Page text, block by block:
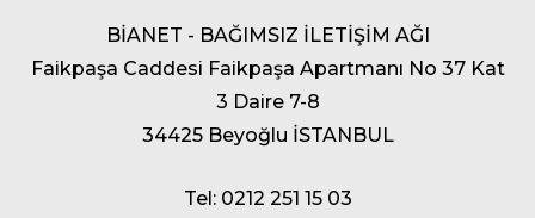
BİANET - BAĞIMSIZ İLETİŞİM AĞI
Faikpaşa Caddesi Faikpaşa Apartmanı No 37 Kat
3 Daire 7-8
34425 Beyoğlu İSTANBUL
Tel: 0212 251 15 03